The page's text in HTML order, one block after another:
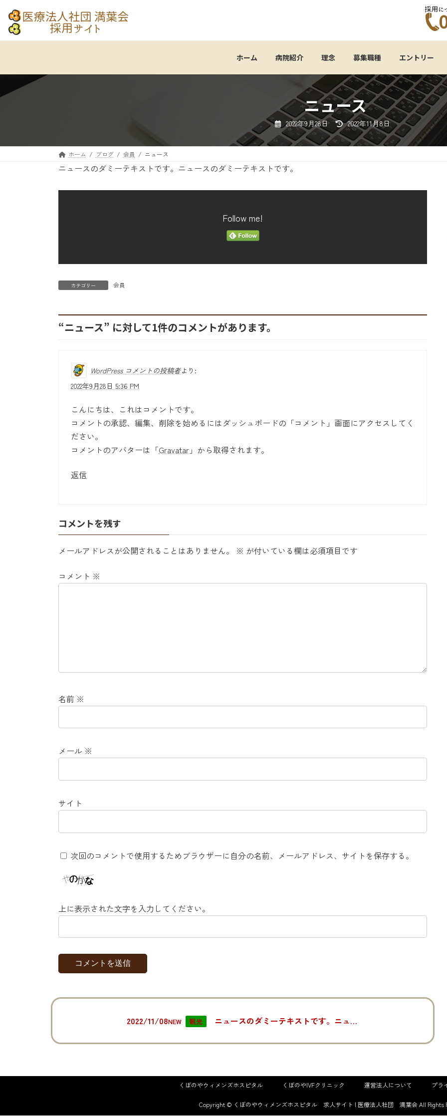
ン
ス
ッ
ー
ン
移
ホーム 病院紹介 理念 募集職種 エントリー
ニュース
2022年9月28日 最
終
更
新
2022年11月8日
ホーム ブログ 会員 ニュース
ニュースのダミーテキストです。ニュースのダミーテキストです。
Follow me!
カテゴリー 会員
“ニュース” に対して1件のコメントがあります。
WordPress コメントの投稿者より:
2022年9月28日 5:36 PM
こんにちは、これはコメントです。
コメントの承認、編集、削除を始めるにはダッシュボードの「コメント」画面にアクセスしてく
ださい。
コメントのアバターは「Gravatar 」から取得されます。
返信
コメントを残す
メールアドレスが公開されることはありません。 ※ が付いている欄は必須項目です
コメント ※
名前 ※
メール ※
サイト
次回のコメントで使用するためブラウザーに自分の名前、メールアドレス、サイトを保存する。
上に表示された文字を入力してください。
2022/11/08NEW 観光 ニュースのダミーテキストです。ニュースのダミーテキストです。
くぼのやウィメンズホスピタル くぼのやIVFクリニック 運営法人について プラ
Copyright © くぼのやウィメンズホスピタル 求人サイト | 医療法人社団 満葉会 All Rights